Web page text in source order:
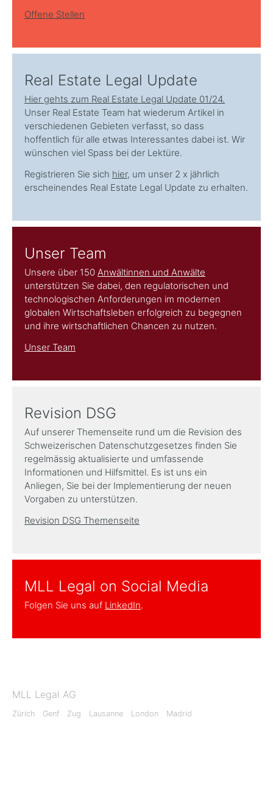
Offene Stellen
Real Estate Legal Update
Hier gehts zum Real Estate Legal Update 01/24.
Unser Real Estate Team hat wiederum Artikel in
verschiedenen Gebieten verfasst, so dass
hoffentlich für alle etwas Interessantes dabei ist. Wir
wünschen viel Spass bei der Lektüre.
Registrieren Sie sich hier, um unser 2 x jährlich
erscheinendes Real Estate Legal Update zu erhalten.
Unser Team
Unsere über 150 Anwältinnen und Anwälte
unterstützen Sie dabei, den regulatorischen und
technologischen Anforderungen im modernen
globalen Wirtschaftsleben erfolgreich zu begegnen
und ihre wirtschaftlichen Chancen zu nutzen.
Unser Team
Revision DSG
Auf unserer Themenseite rund um die Revision des
Schweizerischen Datenschutzgesetzes finden Sie
regelmässig aktualisierte und umfassende
Informationen und Hilfsmittel. Es ist uns ein
Anliegen, Sie bei der Implementierung der neuen
Vorgaben zu unterstützen.
Revision DSG Themenseite
MLL Legal on Social Media
Folgen Sie uns auf LinkedIn.
MLL Legal AG
Zürich Genf Zug Lausanne London Madrid